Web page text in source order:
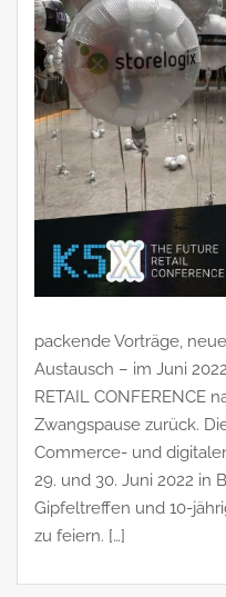
packende Vorträge,
Austausch – im Juni
RETAIL CONFERENCE
Zwangspause zurück.
Commerce- und
29. und 30. Juni 2022 in
Gipfeltreffen und 10-
zu feiern. […]